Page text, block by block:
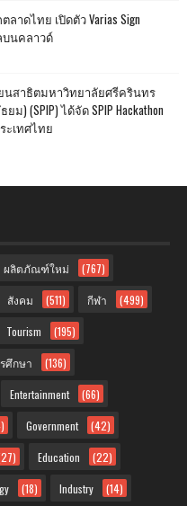
ลาดไทย เปิดตัว Varias Sign
นคลาวด์
นสาธิตมหาวิทยาลัยศรีครินทร
) (SPIP) ได้จัด SPIP Hackathon
ะเทศไทย
ผลิตภัณฑ์ใหม่ (767)
สังคม (511) กีฬา (499)
Tourism (195)
ศึกษา (136)
Entertainment (66)
Government (42)
Education (22)
(18) Industry (14)